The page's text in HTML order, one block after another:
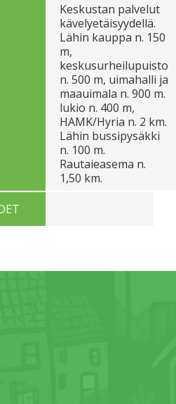
Keskustan palvelut
kävelyetäisyydellä.
Lähin kauppa n. 150
m,
keskusurheilupuisto
n. 500 m, uimahalli ja
maauimala n. 900 m.
lukio n. 400 m,
HAMK/Hyria n. 2 km.
Lähin bussipysäkki
n. 100 m.
Rautaieasema n.
1,50 km.